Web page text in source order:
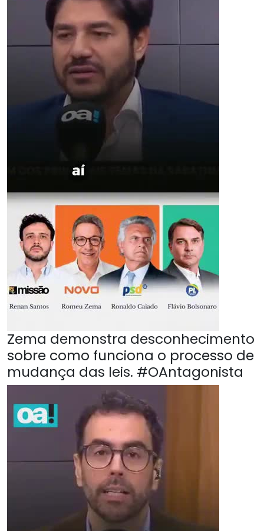
Zema demonstra desconhecimento
sobre como funciona o processo de
mudança das leis. #OAntagonista